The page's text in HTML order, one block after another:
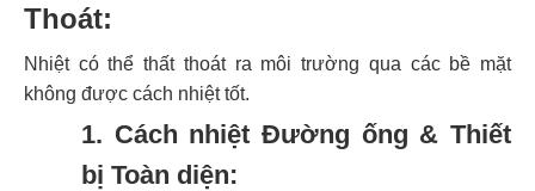
Thoát:
Nhiệt có thể thất thoát ra môi trường qua các bề mặt
không được cách nhiệt tốt.
1. Cách nhiệt Đường ống & Thiết
bị Toàn diện: